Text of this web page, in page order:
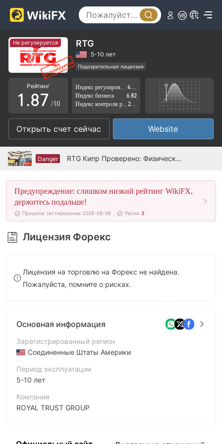
Не регулируется RTG
5-10 лет
Подозрительная лицензия
Регион деятельности подозрителен
Высокие потенциальные риски
Рейтинг
0
1
2
3
4
5
6
7
8
9
.
4
5
6
7
8
9
3
4
5
6
7
8
9
/10
Индекс бизнеса
6.82
Открыть счет сейчас Website
Danger RTG Кипр Проверено: Физическое присутствие не обнаружено
Предупреждение: слишком низкий рейтинг WikiFX,
держитесь подальше!
Прошлое тестирование 2026-08-06 Риски 3
Лицензия Форекс
Лицензия на торговлю на Форекс не найдена.
Пожалуйста, помните о рисках.
Основная информация
Зарегистрированный регион
Соединенные Штаты Америки
Период эксплуатации
5-10 лет
Компания
ROYAL TRUST GROUP